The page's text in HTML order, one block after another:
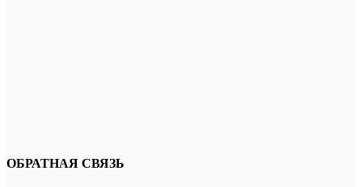
ОБРАТНАЯ СВЯЗЬ